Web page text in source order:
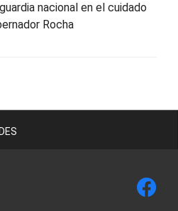
nacional en el cuidado
Rocha